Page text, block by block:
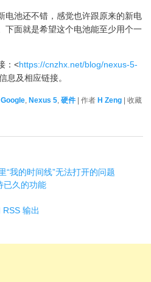
电池还不错，感觉也许跟原来的新电
下面就是希望这个电池能至少用个一
：<https://cnzhx.net/blog/nexus-5-
息及相应链接。
Google, Nexus 5,硬件 | 作者 H Zeng | 收藏
“我的时间线”无法打开的问题
已久的功能
输出